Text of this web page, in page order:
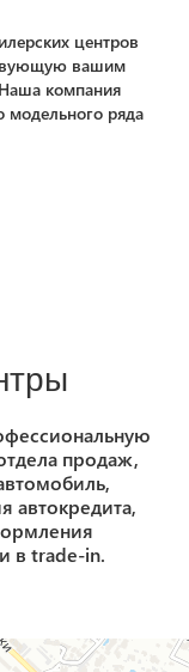
центров
вашим
компания
модельного ряда
продаж,
автокредита,
в trade-in.